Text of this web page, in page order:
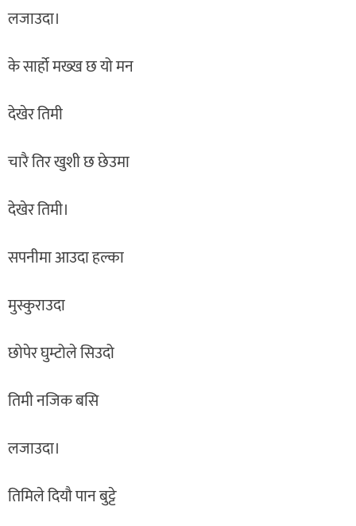
लजाउदा।
के सार्हो मख्ख छ यो मन
देखेर तिमी
चारै तिर खुशी छ छेउमा
देखेर तिमी।
सपनीमा आउदा हल्का
मुस्कुराउदा
छोपेर घुम्टोले सिउदो
तिमी नजिक बसि
लजाउदा।
तिमिले दियौ पान बुट्टे